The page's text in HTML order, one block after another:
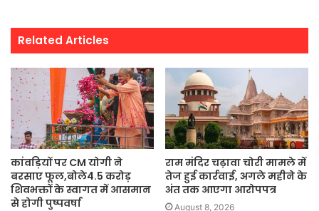
Related Articles
कांवड़ियों पर CM योगी ने
बरसाए फूल,बोले4.5 करोड़
शिवभक्तों के स्वागत में आसमान
से होगी पुष्पवर्षा
राम मंदिर चढ़ावा चोरी मामले में
तेज हुई कार्रवाई, अगले महीने के
अंत तक आएगा आरोपपत्र
August 8, 2026